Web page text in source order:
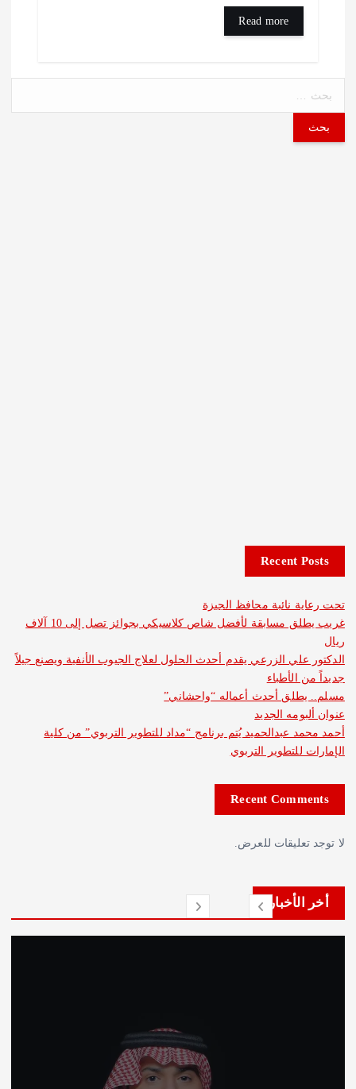
Recent
نائبة محافظ الجيزة
غريب يطلق مسابقة لأفضل شاص كلاسيكي بجوائز تصل إلى 10 آلاف
الزرعي يقدم أحدث الحلول لعلاج الجيوب الأنفية ويصنع جيلاً
أحدث أعماله “واحشاني”
الجديد
عبدالحميد يُتم برنامج “مداد للتطوير التربوي” من كلية
التربوي
Recent
للعرض.